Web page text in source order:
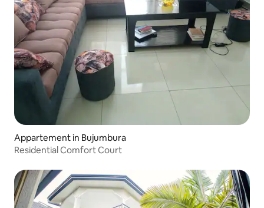
Appartement in Bujumbura
Residential Comfort Court